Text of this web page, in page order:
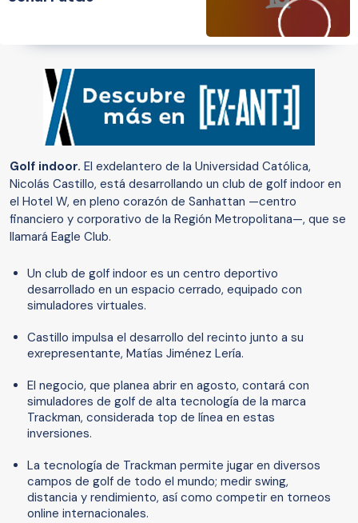
Golf indoor. El exdelantero de la Universidad Católica,
Nicolás Castillo, está desarrollando un club de golf indoor en
el Hotel W, en pleno corazón de Sanhattan —centro
financiero y corporativo de la Región Metropolitana—, que se
llamará Eagle Club.
Un club de golf indoor es un centro deportivo
desarrollado en un espacio cerrado, equipado con
simuladores virtuales.
Castillo impulsa el desarrollo del recinto junto a su
exrepresentante, Matías Jiménez Lería.
El negocio, que planea abrir en agosto, contará con
simuladores de golf de alta tecnología de la marca
Trackman, considerada top de línea en estas
inversiones.
La tecnología de Trackman permite jugar en diversos
campos de golf de todo el mundo; medir swing,
distancia y rendimiento, así como competir en torneos
online internacionales.